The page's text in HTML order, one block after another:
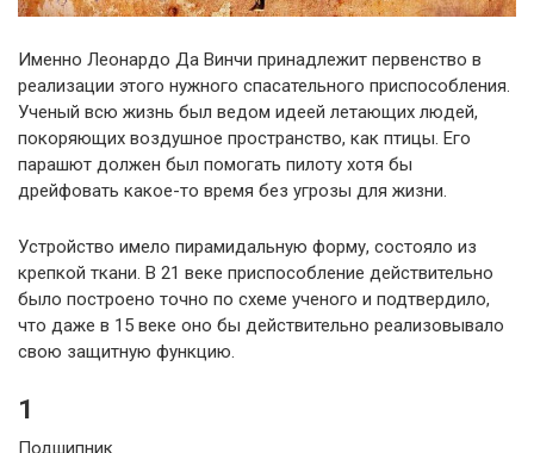
Именно Леонардо Да Винчи принадлежит первенство в
реализации этого нужного спасательного приспособления.
Ученый всю жизнь был ведом идеей летающих людей,
покоряющих воздушное пространство, как птицы. Его
парашют должен был помогать пилоту хотя бы
дрейфовать какое-то время без угрозы для жизни.
Устройство имело пирамидальную форму, состояло из
крепкой ткани. В 21 веке приспособление действительно
было построено точно по схеме ученого и подтвердило,
что даже в 15 веке оно бы действительно реализовывало
свою защитную функцию.
1
Подшипник